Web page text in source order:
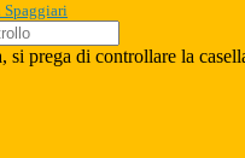
si prega di controllare la